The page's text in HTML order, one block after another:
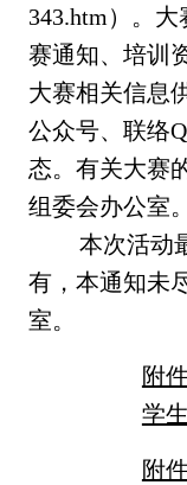
343.htm）。
赛通知、培训
大赛相关信息
公众号、联络
态。有关大赛
组委会办公室。
本次活动
有，本通知未
室。
附
学
附